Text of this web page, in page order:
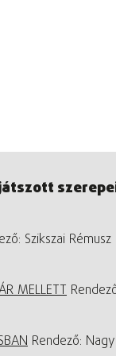
Szikszai Rémusz
MELLETT
Rendező: